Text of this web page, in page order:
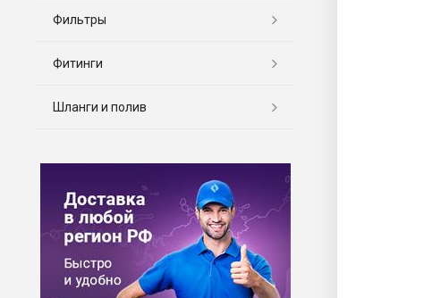
Фильтры
Фитинги
Шланги и полив